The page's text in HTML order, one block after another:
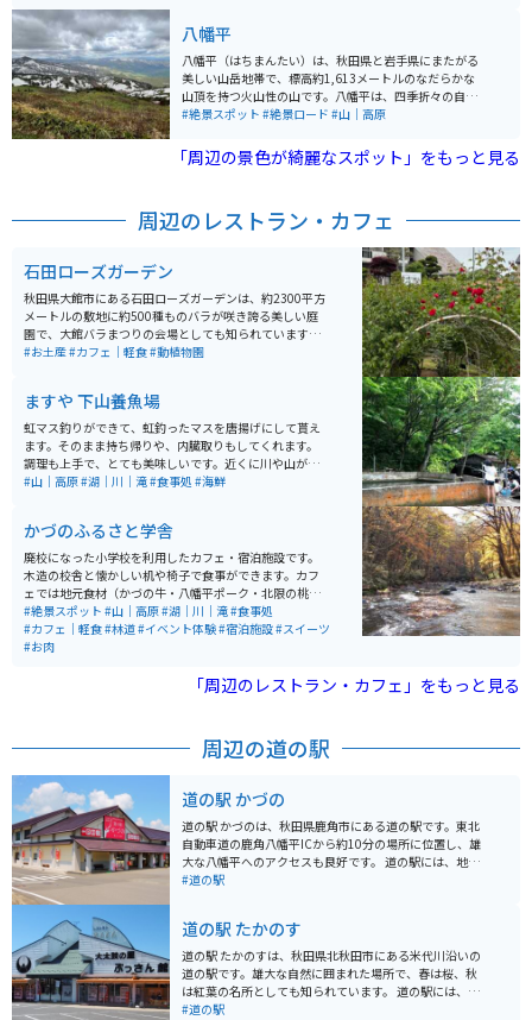
八幡平
八幡平（はちまんたい）は、秋田県と岩手県にまたがる
美しい山岳地帯で、標高約1,613メートルのなだらかな
山頂を持つ火山性の山です。八幡平は、四季折々の自然
の美しさを楽しめるスポットとして知られており、特に
沼や鏡沼といった湿原地帯が広がり、ハイキングコース
も整備されています。山頂は真夏でも15度という涼し
こめて「八幡平」と名づけたとか。そのシンボルである
ドグリーンに輝く沼の周囲には、ミズバショウ、ニッコ
ウキスゲ、チングルマ、ワタスゲと、高山植物が、雪解
けから夏まで、リレーのように咲いていきます。 また、
八幡平アスピーテラインという観光道路があり、ツーリ
ングを楽しみながら絶景を堪能することができます。冬
には雪景色が広がり、スキーやスノーボードといったウ
ィンタースポーツも盛んです。 また、松川温泉側から山
頂をめざす八幡平樹海ラインに沿いには、蒸気が吹き出
る「太古の息吹」や、藤七温泉、大昔の噴火によってで
きた蓬莱境など、八幡平の特色を堪能できるポイントが
並んでいます。うっそうと茂る木々の合間を走行してみ
ると、アスピーテライン側とは、樹木の種類が異なって
いることにも気がつくでしょう。
#絶景スポット #絶景ロード #山｜高原
「周辺の景色が綺麗なスポット」をもっと見る
周辺のレストラン・カフェ
石田ローズガーデン
秋田県大館市にある石田ローズガーデンは、約2300平方
メートルの敷地に約500種ものバラが咲き誇る美しい庭
園で、大館バラまつりの会場としても知られています。
開園は4月から10月で、特に6月中旬の見頃には色とりど
入園料は無料で駐車場も完備されており、気軽に立ち寄
れるのも魅力です。 園内のカフェでは食事メニューに加
え、「恋するローズソーダ」やローズソフトなどここな
らではのスイーツも人気。近くには秋田犬会館もあり、
合わせて観光するのもおすすめです。アクセスしやす
#お土産#カフェ｜軽食#動植物園
ますや 下山養魚場
虹マス釣りができて、虹釣ったマスを唐揚げにして貰え
ます。そのまま持ち帰りや、内臓取りもしてくれます。
調理も上手で、とても美味しいです。近くに川や山が多
いのでマイナスイオンたっぷりで癒されます。
#山｜高原#湖｜川｜滝#食事処 #海鮮
かづのふるさと学舎
廃校になった小学校を利用したカフェ・宿泊施設です。
木造の校舎と懐かしい机や椅子で食事ができます。カフ
ェでは地元食材（かづの牛・八幡平ポーク・北限の桃）
をメニューに取り入れています。施設は主だった道路沿
いにあり、アクセスしやすいです。施設のすぐ外から散
策道が整備されていて、林と滝を楽しめます。観光名所
#絶景スポット #山｜高原#湖｜川｜滝#食事処
#カフェ｜軽食#林道#イベント体験#宿泊施設#スイーツ
#お肉
「周辺のレストラン・カフェ」をもっと見る
周辺の道の駅
道の駅 かづの
道の駅 かづのは、秋田県鹿角市にある道の駅です。東北
自動車道の鹿角八幡平ICから約10分の場所に位置し、雄
大な八幡平へのアクセスも良好です。 道の駅には、地元
の農産物直売所があり、新鮮な野菜や果物を購入できま
料理である「きりたんぽ鍋」や「八幡平ポーク」を使っ
た料理などを楽しむことができます。 バイクで訪れる場
合、道の駅には広い駐車場が完備されているので安心で
す。八幡平周辺は、景色が良く、ワインディングロード
も楽しめるので、ツーリングにも最適なエリアです。道
#道の駅
道の駅 たかのす
道の駅 たかのすは、秋田県北秋田市にある米代川沿いの
道の駅です。雄大な自然に囲まれた場所で、春は桜、秋
は紅葉の名所としても知られています。 道の駅には、地
元の新鮮な野菜や山菜、特産品などを販売する直売所が
#道の駅